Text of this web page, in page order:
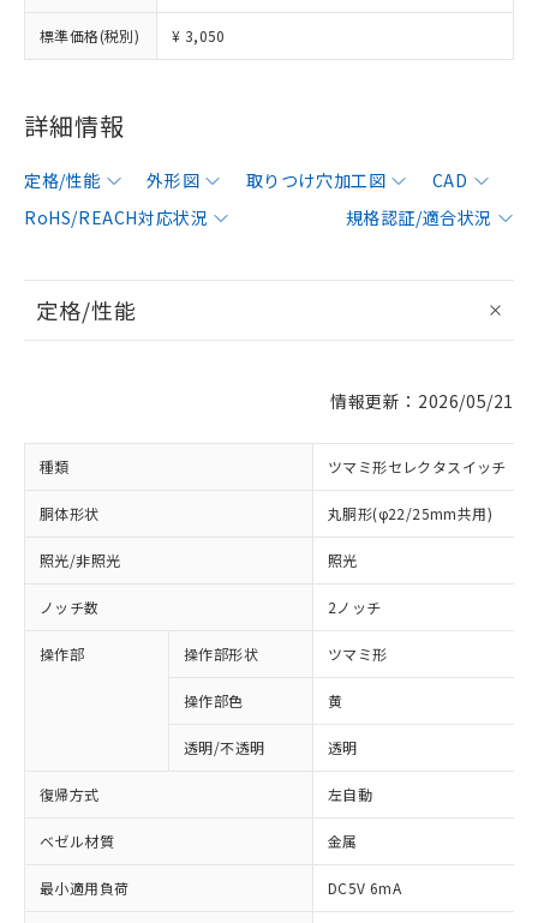
標準価格(税別) ¥ 3,050
詳細情報
定格/性能 外形図 取りつけ穴加工図
CAD
RoHS/REACH対応状況
規格認証/適合状況
定格/性能
情報更新：2026/05/21
種類 ツマミ形セレクタスイッチ
胴体形状 丸胴形(φ22/25mm共用)
照光/非照光 照光
ノッチ数 2ノッチ
操作部 操作部形状 ツマミ形
操作部色 黄
透明/不透明 透明
復帰方式 左自動
ベゼル材質 金属
最小適用負荷 DC5V 6mA